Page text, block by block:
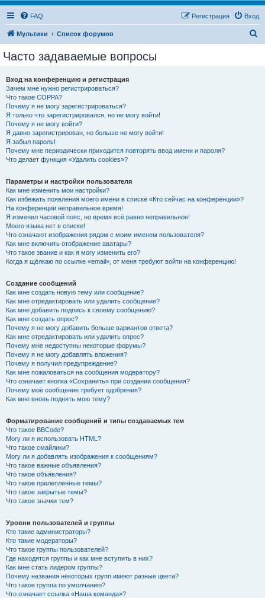
FAQ Вход
Регистрация
Мультики Список форумов
Часто задаваемые вопросы
Вход на конференцию и регистрация
Зачем мне нужно регистрироваться?
Что такое COPPA?
Почему я не могу зарегистрироваться?
Я только что зарегистрировался, но не могу войти!
Почему я не могу войти?
Я давно зарегистрирован, но больше не могу войти!
Я забыл пароль!
Почему мне периодически приходится повторять ввод имени и пароля?
Что делает функция «Удалить cookies»?
Параметры и настройки пользователя
Как мне изменить мои настройки?
Как избежать появления моего имени в списке «Кто сейчас на конференции»?
На конференции неправильное время!
Я изменил часовой пояс, но время всё равно неправильное!
Моего языка нет в списке!
Что означают изображения рядом с моим именем пользователя?
Как мне включить отображение аватары?
Что такое звание и как я могу изменить его?
Когда я щёлкаю по ссылке «email», от меня требуют войти на конференцию!
Создание сообщений
Как мне создать новую тему или сообщение?
Как мне отредактировать или удалить сообщение?
Как мне добавить подпись к своему сообщению?
Как мне создать опрос?
Почему я не могу добавить больше вариантов ответа?
Как мне отредактировать или удалить опрос?
Почему мне недоступны некоторые форумы?
Почему я не могу добавлять вложения?
Почему я получил предупреждение?
Как мне пожаловаться на сообщения модератору?
Что означает кнопка «Сохранить» при создании сообщения?
Почему моё сообщение требует одобрения?
Как мне вновь поднять мою тему?
Форматирование сообщений и типы создаваемых тем
Что такое BBCode?
Могу ли я использовать HTML?
Что такое смайлики?
Могу ли я добавлять изображения к сообщениям?
Что такое важные объявления?
Что такое объявления?
Что такое прилепленные темы?
Что такое закрытые темы?
Что такое значки тем?
Уровни пользователей и группы
Кто такие администраторы?
Кто такие модераторы?
Что такое группы пользователей?
Где находятся группы и как мне вступить в них?
Как мне стать лидером группы?
Почему названия некоторых групп имеют разные цвета?
Что такое группа по умолчанию?
Что означает ссылка «Наша команда»?